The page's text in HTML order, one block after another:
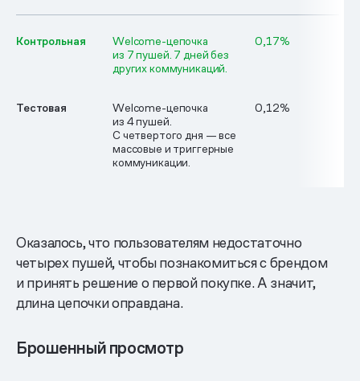
Контрольная
Welcome-цепочка
из 7 пушей. 7 дней без
других коммуникаций.
0,17%
Тестовая
Welcome-цепочка
из 4 пушей.
С четвертого дня — все
массовые и триггерные
коммуникации.
0,12%
Оказалось, что пользователям недостаточно
четырех пушей, чтобы познакомиться с брендом
и принять решение о первой покупке. А значит,
длина цепочки оправдана.
Брошенный просмотр